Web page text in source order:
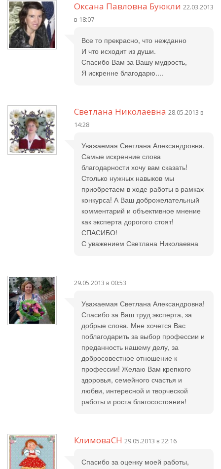
Оксана Павловна Буюкли 22.03.2013
в 18:07
Все то прекрасно, что нежданно
И что исходит из души.
Спасибо Вам за Вашу мудрость,
Я искренне благодарю....
Светлана Николаевна 28.05.2013 в
14:28
Уважаемая Светлана Александровна.
Самые искренние слова
благодарности хочу вам сказать!
Столько нужных навыков мы
приобретаем в ходе работы в рамках
конкурса! А Ваш доброжелательный
комментарий и объективное мнение
как эксперта дорогого стоят!
СПАСИБО!
С уважением Светлана Николаевна
29.05.2013 в 00:53
Уважаемая Светлана Александровна!
Спасибо за Ваш труд эксперта, за
добрые слова. Мне хочется Вас
поблагодарить за выбор профессии и
преданность нашему делу, за
добросовестное отношение к
профессии! Желаю Вам крепкого
здоровья, семейного счастья и
любви, интересной и творческой
работы и роста благосостояния!
КлимоваСН 29.05.2013 в 22:16
Спасибо за оценку моей работы,